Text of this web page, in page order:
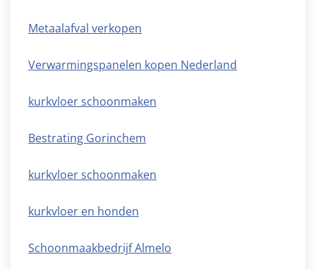
Metaalafval verkopen
Verwarmingspanelen kopen Nederland
kurkvloer schoonmaken
Bestrating Gorinchem
kurkvloer schoonmaken
kurkvloer en honden
Schoonmaakbedrijf Almelo